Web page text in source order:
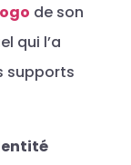
de son
qui l’a
supports